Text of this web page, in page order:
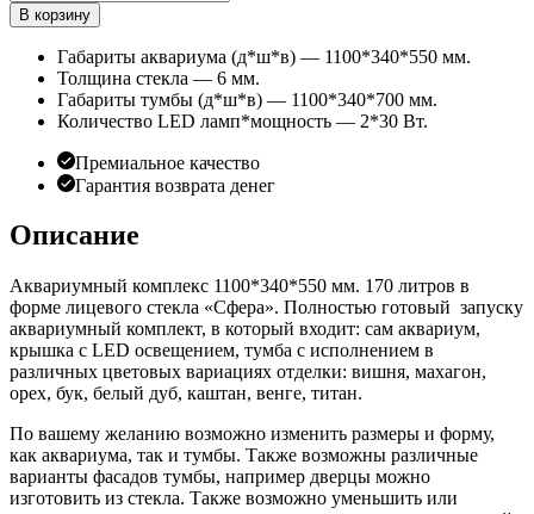
товара
Аквариумный
комплект
Сфера
1100*340*550
литров
В корзину
Габариты аквариума (д*ш*в) — 1100*340*550 мм.
Толщина стекла — 6 мм.
Габариты тумбы (д*ш*в) — 1100*340*700 мм.
Количество LED ламп*мощность — 2*30 Вт.
Премиальное качество
Гарантия возврата денег
Описание
Аквариумный комплекс 1100*340*550 мм. 170 литров в
форме лицевого стекла «Сфера». Полностью готовый запуску
аквариумный комплект, в который входит: сам аквариум,
крышка с LED освещением, тумба с исполнением в
различных цветовых вариациях отделки: вишня, махагон,
орех, бук, белый дуб, каштан, венге, титан.
По вашему желанию возможно изменить размеры и форму,
как аквариума, так и тумбы. Также возможны различные
варианты фасадов тумбы, например дверцы можно
изготовить из стекла. Также возможно уменьшить или